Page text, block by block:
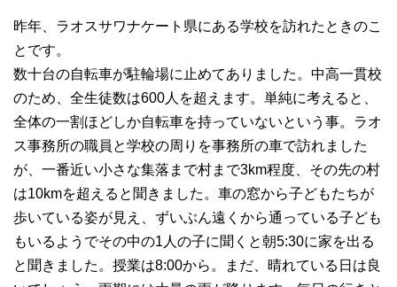
昨年、ラオスサワナケート県にある学校を訪れたときのこ
とです。
数十台の自転車が駐輪場に止めてありました。中高一貫校
のため、全生徒数は600人を超えます。単純に考えると、
全体の一割ほどしか自転車を持っていないという事。ラオ
ス事務所の職員と学校の周りを事務所の車で訪れました
が、一番近い小さな集落まで村まで3km程度、その先の村
は10kmを超えると聞きました。車の窓から子どもたちが
歩いている姿が見え、ずいぶん遠くから通っている子ども
もいるようでその中の1人の子に聞くと朝5:30に家を出る
と聞きました。授業は8:00から。まだ、晴れている日は良